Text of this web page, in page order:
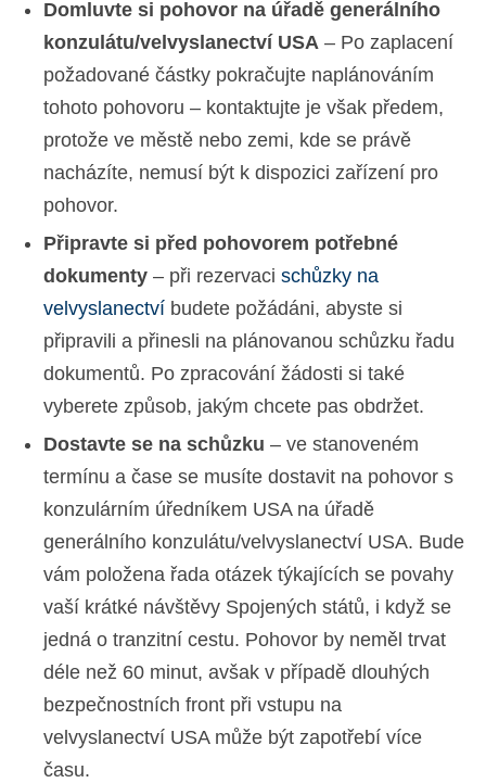
Domluvte si pohovor na úřadě generálního
konzulátu/velvyslanectví USA – Po zaplacení
požadované částky pokračujte naplánováním
tohoto pohovoru – kontaktujte je však předem,
protože ve městě nebo zemi, kde se právě
nacházíte, nemusí být k dispozici zařízení pro
pohovor.
Připravte si před pohovorem potřebné
dokumenty – při rezervaci schůzky na
velvyslanectví budete požádáni, abyste si
připravili a přinesli na plánovanou schůzku řadu
dokumentů. Po zpracování žádosti si také
vyberete způsob, jakým chcete pas obdržet.
Dostavte se na schůzku – ve stanoveném
termínu a čase se musíte dostavit na pohovor s
konzulárním úředníkem USA na úřadě
generálního konzulátu/velvyslanectví USA. Bude
vám položena řada otázek týkajících se povahy
vaší krátké návštěvy Spojených států, i když se
jedná o tranzitní cestu. Pohovor by neměl trvat
déle než 60 minut, avšak v případě dlouhých
bezpečnostních front při vstupu na
velvyslanectví USA může být zapotřebí více
času.